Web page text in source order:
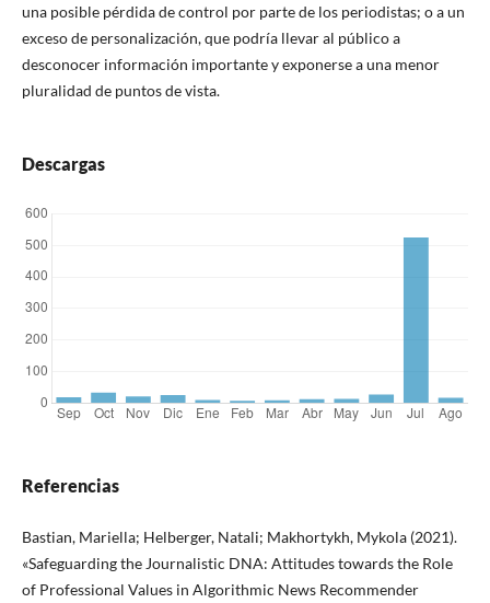
una posible pérdida de control por parte de los periodistas; o a un
exceso de personalización, que podría llevar al público a
desconocer información importante y exponerse a una menor
pluralidad de puntos de vista.
Descargas
Referencias
Bastian, Mariella; Helberger, Natali; Makhortykh, Mykola (2021).
«Safeguarding the Journalistic DNA: Attitudes towards the Role
of Professional Values in Algorithmic News Recommender